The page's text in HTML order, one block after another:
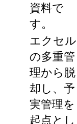
資料で
す。
エクセル
の多重管
理から脱
却し、予
実管理を
起点とし